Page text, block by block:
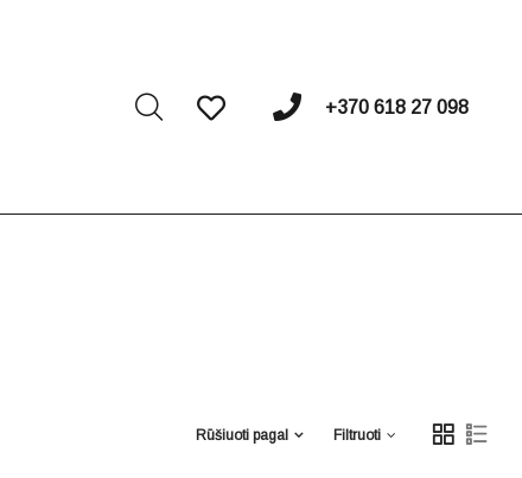
+370 618 27 098
Filtruoti
Rūšiuoti pagal